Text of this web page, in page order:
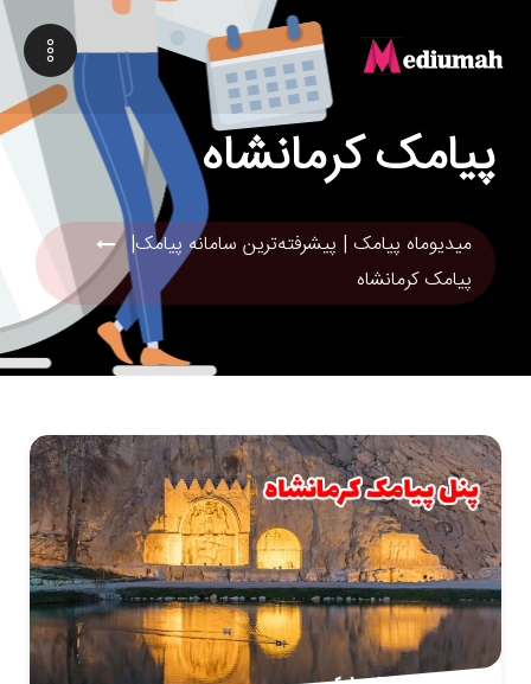
پیامک کرمانشاه
میدیوماه پیامک | پیشرفته‌ترین سامانه پیامک|
پیامک کرمانشاه